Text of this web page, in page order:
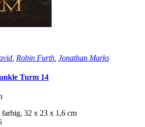
Robin Furth Jonathan Marks
Turm 14
farbig, 32 x 23 x 1,6 cm